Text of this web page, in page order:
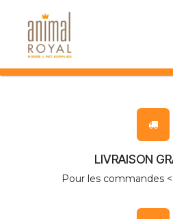
LIVRAISON
Pour les commandes